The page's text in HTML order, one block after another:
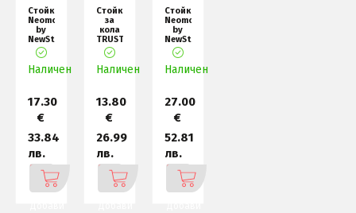
Стойка
Neomounts
by
NewStar
Notebook
Desk
Stand
Наличен
17.30
€
33.84
лв.
Стойка
за
кола
TRUST
Runo
Phone
Windshield
Наличен
13.80
€
26.99
лв.
Стойка
Neomounts
by
NewStar
Phone
Desk
Stand
Наличен
27.00
€
52.81
лв.